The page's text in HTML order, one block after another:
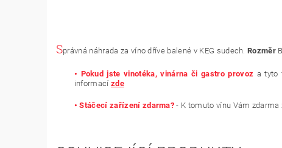
Správná náhrada za víno dříve balené v KEG sudech.Rozměr
• Pokud jste vinotéka, vinárna či gastro provoz a tyto
informací zde
• Stáčecí zařízení zdarma? - K tomuto vínu Vám